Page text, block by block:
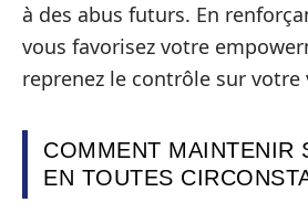
à des abus futurs. En
vous favorisez votre
reprenez le contrôle sur votre
COMMENT MAINTENIR
EN TOUTES